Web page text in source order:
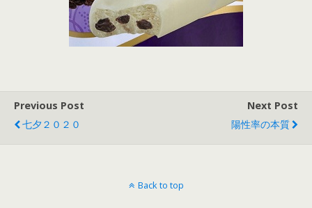
Previous Post
七夕２０２０
Next Post
陽性率の本質
Back to top